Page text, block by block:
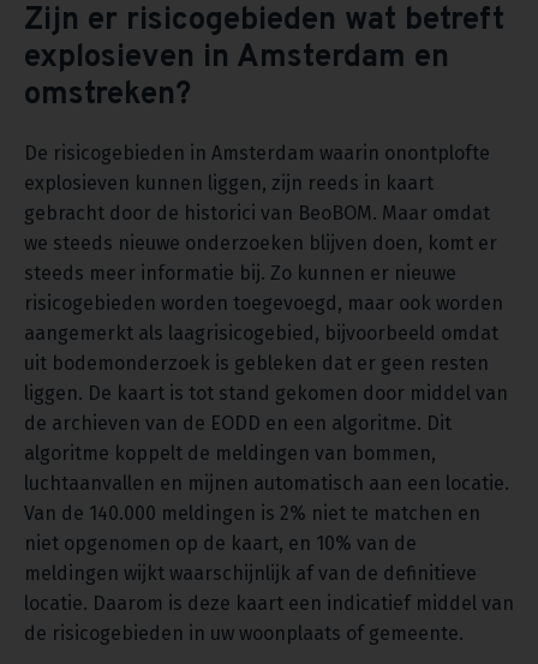
Zijn er risicogebieden wat betreft
explosieven in Amsterdam en
omstreken?
De risicogebieden in Amsterdam waarin onontplofte
explosieven kunnen liggen, zijn reeds in kaart
gebracht door de historici van BeoBOM. Maar omdat
we steeds nieuwe onderzoeken blijven doen, komt er
steeds meer informatie bij. Zo kunnen er nieuwe
risicogebieden worden toegevoegd, maar ook worden
aangemerkt als laagrisicogebied, bijvoorbeeld omdat
uit bodemonderzoek is gebleken dat er geen resten
liggen. De kaart is tot stand gekomen door middel van
de archieven van de EODD en een algoritme. Dit
algoritme koppelt de meldingen van bommen,
luchtaanvallen en mijnen automatisch aan een locatie.
Van de 140.000 meldingen is 2% niet te matchen en
niet opgenomen op de kaart, en 10% van de
meldingen wijkt waarschijnlijk af van de definitieve
locatie. Daarom is deze kaart een indicatief middel van
de risicogebieden in uw woonplaats of gemeente.